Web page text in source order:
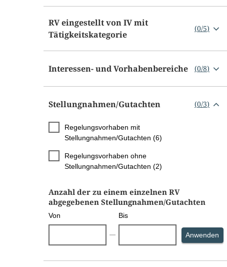
RV eingestellt von IV mit
Tätigkeitskategorie
(0/5)
Interessen- und Vorhabenbereiche (0/8)
Stellungnahmen/​Gutachten (0/3)
Regelungsvorhaben mit
Stellungnahmen/Gutachten (6)
Regelungsvorhaben ohne
Stellungnahmen/Gutachten (2)
Anzahl der zu einem einzelnen RV
abgegebenen Stellungnahmen/Gutachten
Von Bis
Anwenden